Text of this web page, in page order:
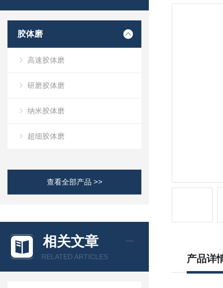
胶体磨
高速胶体磨
研磨胶体磨
纳米胶体磨
超细胶体磨
查看全部产品 >>
相关文章
RELATED ARTICLES 产品详